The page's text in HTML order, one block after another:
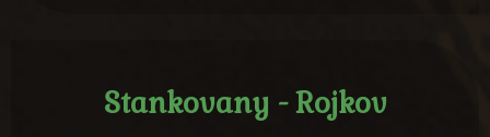
Stankovany - Rojkov